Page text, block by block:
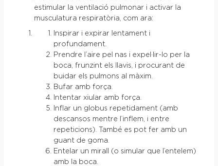
estimular la ventilació pulmonar i activar la
musculatura respiratòria, com ara:
Inspirar i expirar lentament i
profundament.
Prendre l’aire pel nas i expel·lir-lo per la
boca, frunzint els llavis, i procurant de
buidar els pulmons al màxim.
Bufar amb força.
Intentar xiular amb força.
Inflar un globus repetidament (amb
descansos mentre l’inflem, i entre
repeticions). També es pot fer amb un
guant de goma.
Entelar un mirall (o simular que l’entelem)
amb la boca.